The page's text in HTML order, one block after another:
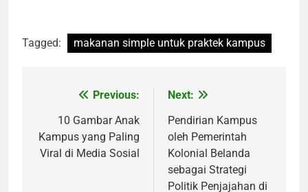
Tagged: makanan simple untuk praktek kampus
navigation
Previous:
10 Gambar Anak
Kampus yang Paling
Viral di Media Sosial
Next:
Pendirian Kampus
oleh Pemerintah
Kolonial Belanda
sebagai Strategi
Politik Penjajahan di